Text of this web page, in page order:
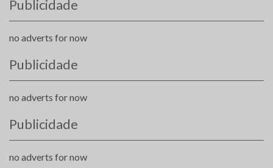
Publicidade
no adverts for now
Publicidade
no adverts for now
Publicidade
no adverts for now